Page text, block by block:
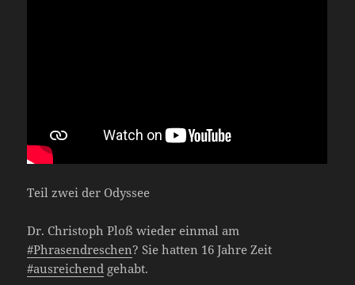
Teil zwei der Odyssee
Dr. Christoph Ploß wieder einmal am
#Phrasendreschen? Sie hatten 16 Jahre Zeit
#ausreichend gehabt.